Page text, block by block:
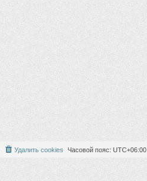
Часовой пояс: UTC+06:00
Удалить cookies